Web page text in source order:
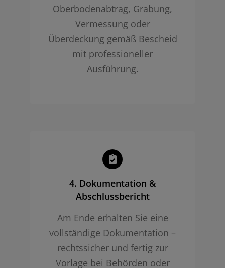
Oberbodenabtrag, Grabung,
Vermessung oder
Überdeckung gemäß Bescheid
mit professioneller
Ausführung.
4. Dokumentation &
Abschlussbericht
Am Ende erhalten Sie eine
vollständige Dokumentation –
rechtssicher und fertig zur
Vorlage bei Behörden oder